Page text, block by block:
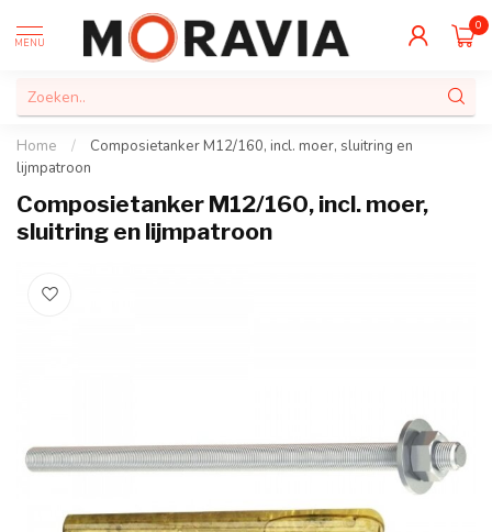
MENU
0
Home /
Composietanker M12/160, incl. moer, sluitring en
lijmpatroon
Composietanker M12/160, incl. moer,
sluitring en lijmpatroon